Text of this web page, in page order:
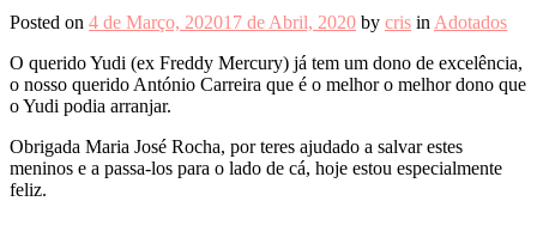
Posted on 4 de Março, 202017 de Abril, 2020 by cris in Adotados
O querido Yudi (ex Freddy Mercury) já tem um dono de excelência,
o nosso querido António Carreira que é o melhor o melhor dono que
o Yudi podia arranjar.
Obrigada Maria José Rocha, por teres ajudado a salvar estes
meninos e a passa-los para o lado de cá, hoje estou especialmente
feliz.